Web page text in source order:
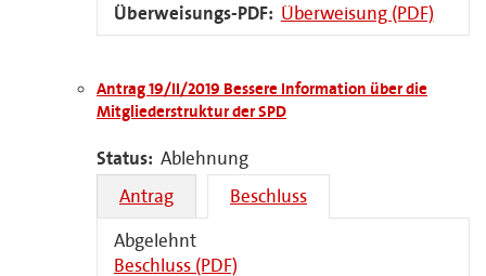
Überweisungs-PDF: Überweisung (PDF)
Antrag 19/II/2019 Bessere Information über die
Mitgliederstruktur der SPD
Status: Ablehnung
Antrag
Beschluss
Abgelehnt
Beschluss (PDF)